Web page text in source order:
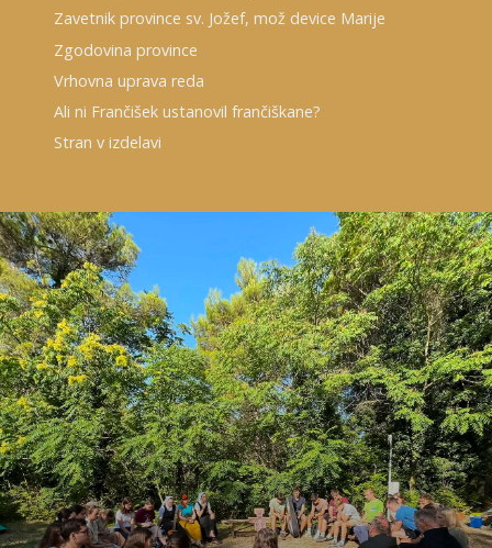
Zavetnik province sv. Jožef, mož device Marije
Zgodovina province
Vrhovna uprava reda
Ali ni Frančišek ustanovil frančiškane?
Stran v izdelavi